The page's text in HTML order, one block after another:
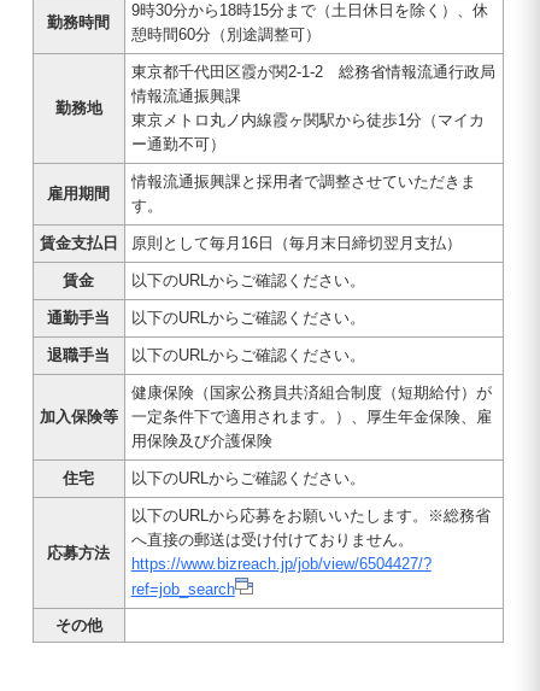
勤務時間
9時30分から18時15分まで（土日休日を除く）、休
憩時間60分（別途調整可）
勤務地
東京都千代田区霞が関2-1-2 総務省情報流通行政局
情報流通振興課
東京メトロ丸ノ内線霞ヶ関駅から徒歩1分（マイカ
ー通勤不可）
雇用期間
情報流通振興課と採用者で調整させていただきま
す。
賃金支払日 原則として毎月16日（毎月末日締切翌月支払）
賃金 以下のURLからご確認ください。
通勤手当 以下のURLからご確認ください。
退職手当 以下のURLからご確認ください。
加入保険等
健康保険（国家公務員共済組合制度（短期給付）が
一定条件下で適用されます。）、厚生年金保険、雇
用保険及び介護保険
住宅 以下のURLからご確認ください。
応募方法
以下のURLから応募をお願いいたします。※総務省
へ直接の郵送は受け付けておりません。
https://www.bizreach.jp/job/view/6504427/?
ref=job_search
その他